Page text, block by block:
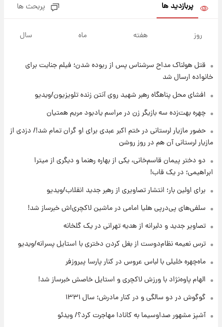
پول به معشوقه با درآمد یوفا
۱۹ ساعت پیش
۱۹ ساعت پیش
پی رفتن رامین رضاییان+ عکس
۲۰ ساعت پیش
۲۰ ساعت پیش
با قدرتمندترین و بادوام ترین تانک جهان آشنا
شوید+ فیلم
۲۱ ساعت پیش
پربازدید ها پربحث ها
روز هفته ماه سال
قتل هولناک مداح سرشناس پس از ربوده شدن؛ فیلم جنایت برای
خانواده ارسال شد
افشای محل پناهگاه‌ رهبر شهید روی آنتن زنده تلویزیون/ویدیو
چهره بهت‌زده سه بازیگر زن در مراسم یادبود مریم همتیان
حضور مازیار لرستانی در ختم اکبر عبدی برای او گران تمام شد!/ دزدی از
مازیار لرستانی آن هم در روز روشن
دو دختر پیمان قاسم‌خانی، یکی از بهاره رهنما و دیگری از میترا
ابراهیمی؛ در یک قاب!
برای اولین بار؛ انتشار تصاویری از رهبر جدید انقلاب/ویدیو
سلفی‌های پی‌درپی هلیا امامی در ماشین لاکچری‌اش خبرساز شد!
تصاویر جدید و دلبرانه از هدیه تهرانی در یک گلخانه
ترس نعیمه نظام‌دوست از بغل کردن دختری با استایل پسرانه/ویدیو
ماه‌چهره خلیلی با لباس عروس در کنار پارسا پیروزفر
الهام پاوه‌نژاد با ورزش لاکچری و استایل خاصش خبرساز شد!
گوگوش در دو سالگی و در کنار مادرش؛ سال ۱۳۳۱
آشپز مشهور صداوسیما به کانادا مهاجرت کرد؟/ ویدئو